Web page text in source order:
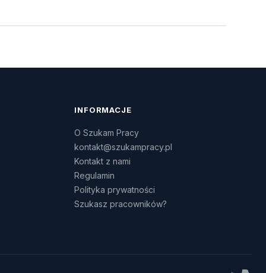
INFORMACJE
O Szukam Pracy
kontakt@szukampracy.pl
Kontakt z nami
Regulamin
Polityka prywatności
Szukasz pracowników?